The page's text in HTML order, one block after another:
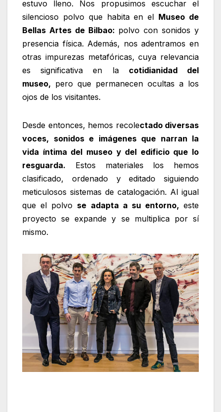
estuvo lleno. Nos propusimos escuchar el
silencioso polvo que habita en el Museo de
Bellas Artes de Bilbao: polvo con sonidos y
presencia física. Además, nos adentramos en
otras impurezas metafóricas, cuya relevancia
es significativa en la cotidianidad del
museo, pero que permanecen ocultas a los
ojos de los visitantes.
Desde entonces, hemos recolectado diversas
voces, sonidos e imágenes que narran la
vida íntima del museo y del edificio que lo
resguarda. Estos materiales los hemos
clasificado, ordenado y editado siguiendo
meticulosos sistemas de catalogación. Al igual
que el polvo se adapta a su entorno, este
proyecto se expande y se multiplica por sí
mismo.